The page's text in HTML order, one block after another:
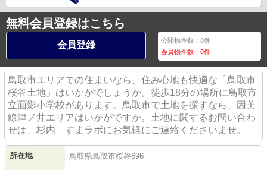
無料会員登録はこちら
会員登録 公開物件数：0件
会員物件数：0件
鳥取市エリアでの住まいなら、住み心地も快適な「鳥取市
桜谷土地」はいかがでしょうか。徒歩18分の場所に鳥取市
立面影小学校があります。鳥取市で土地を探すなら、因美
線津ノ井エリアはいかがですか。土地に関するお問い合わ
せは、杉内 すまラボにお気軽にご連絡くださいませ。
所在地 鳥取県鳥取市桜谷696